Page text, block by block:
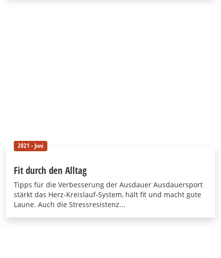
2021 - Juni
Fit durch den Alltag
Tipps für die Verbesserung der Ausdauer Ausdauersport
stärkt das Herz-Kreislauf-System, hält fit und macht gute
Laune. Auch die Stressresistenz...